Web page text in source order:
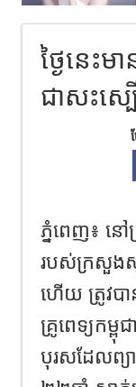
ថ្ងៃនេះ
ជាសះស្
ភ្នំពេញ៖ នៅ
របស់ក្រសួងសុ
ហើយ ត្រូវប
គ្រូពេទ្យកម្ពុជ
បុរសដែលព្យ